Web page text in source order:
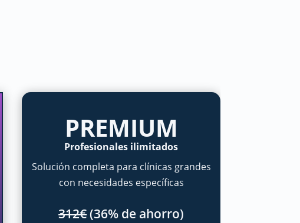
PREMIUM
Profesionales ilimitados
Solución completa para clínicas grandes
con necesidades específicas
312€(36% de ahorro)